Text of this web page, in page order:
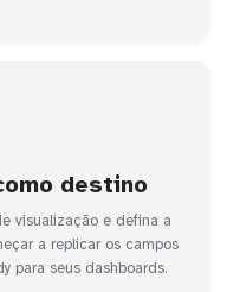
destino
visualização e defina a
a replicar os campos
para seus dashboards.